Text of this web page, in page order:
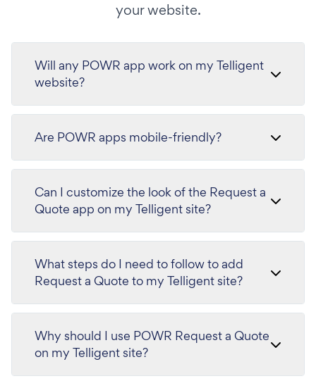
your website.
Will any POWR app work on my Telligent
website?
Are POWR apps mobile-friendly?
Can I customize the look of the Request a
Quote app on my Telligent site?
What steps do I need to follow to add
Request a Quote to my Telligent site?
Why should I use POWR Request a Quote
on my Telligent site?